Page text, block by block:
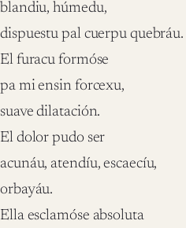
blandiu, húmedu,
dispuestu pal cuerpu quebráu.
El furacu formóse
pa mi ensin forcexu,
suave dilatación.
El dolor pudo ser
acunáu, atendíu, escaecíu,
orbayáu.
Ella esclamóse absoluta